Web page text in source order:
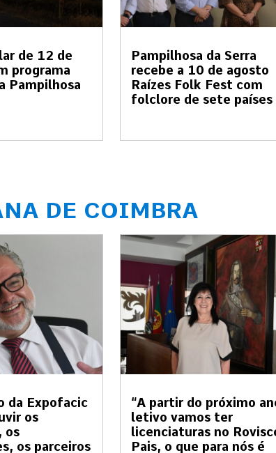
de 12 de
programa
Pampilhosa
Pampilhosa da Serra
recebe a 10 de agosto
Raízes Folk Fest com
folclore de sete países
DE COIMBRA
da Expofacic
os
os
os parceiros
“A partir do próximo
letivo vamos ter
licenciaturas no
Pais, o que para nós é